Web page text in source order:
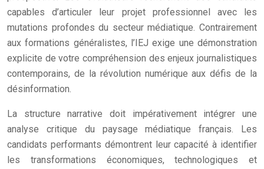
capables d’articuler leur projet professionnel avec les
mutations profondes du secteur médiatique. Contrairement
aux formations généralistes, l’IEJ exige une démonstration
explicite de votre compréhension des enjeux journalistiques
contemporains, de la révolution numérique aux défis de la
désinformation.
La structure narrative doit impérativement intégrer une
analyse critique du paysage médiatique français. Les
candidats performants démontrent leur capacité à identifier
les transformations économiques, technologiques et